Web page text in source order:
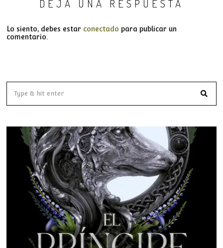
DEJA UNA RESPUESTA
Lo siento, debes estar conectado para publicar un
comentario.